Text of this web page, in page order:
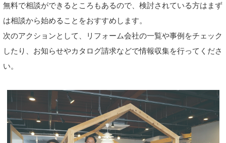
無料で相談ができるところもあるので、検討されている方はまず
は相談から始めることをおすすめします。
次のアクションとして、リフォーム会社の一覧や事例をチェック
したり、お知らせやカタログ請求などで情報収集を行ってくださ
い。